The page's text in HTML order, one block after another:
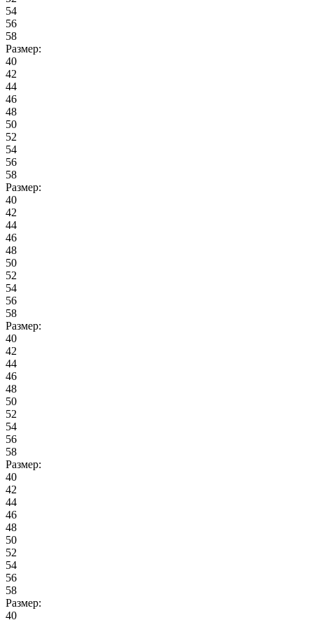
54
56
58
Размер:
40
42
44
46
48
50
52
54
56
58
Размер:
40
42
44
46
48
50
52
54
56
58
Размер:
40
42
44
46
48
50
52
54
56
58
Размер:
40
42
44
46
48
50
52
54
56
58
Размер:
40